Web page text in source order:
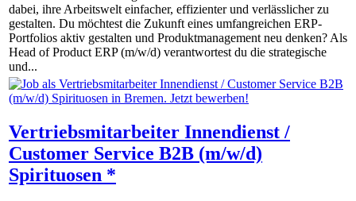
dabei, ihre Arbeitswelt einfacher, effizienter und verlässlicher zu
gestalten. Du möchtest die Zukunft eines umfangreichen ERP-
Portfolios aktiv gestalten und Produktmanagement neu denken? Als
Head of Product ERP (m/w/d) verantwortest du die strategische
und...
Vertriebsmitarbeiter Innendienst /
Customer Service B2B (m/w/d)
Spirituosen *